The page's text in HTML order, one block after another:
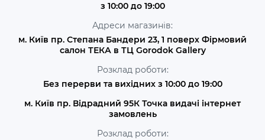
з 10:00 до 19:00
Адреси магазинів:
м. Київ пр. Степана Бандери 23, 1 поверх Фірмовий
салон ТЕКА в ТЦ Gorodok Gallery
Розклад роботи:
Без перерви та вихідних з 10:00 до 19:00
м. Київ пр. Відрадний 95К Точка видачі інтернет
замовлень
Розклад роботи: